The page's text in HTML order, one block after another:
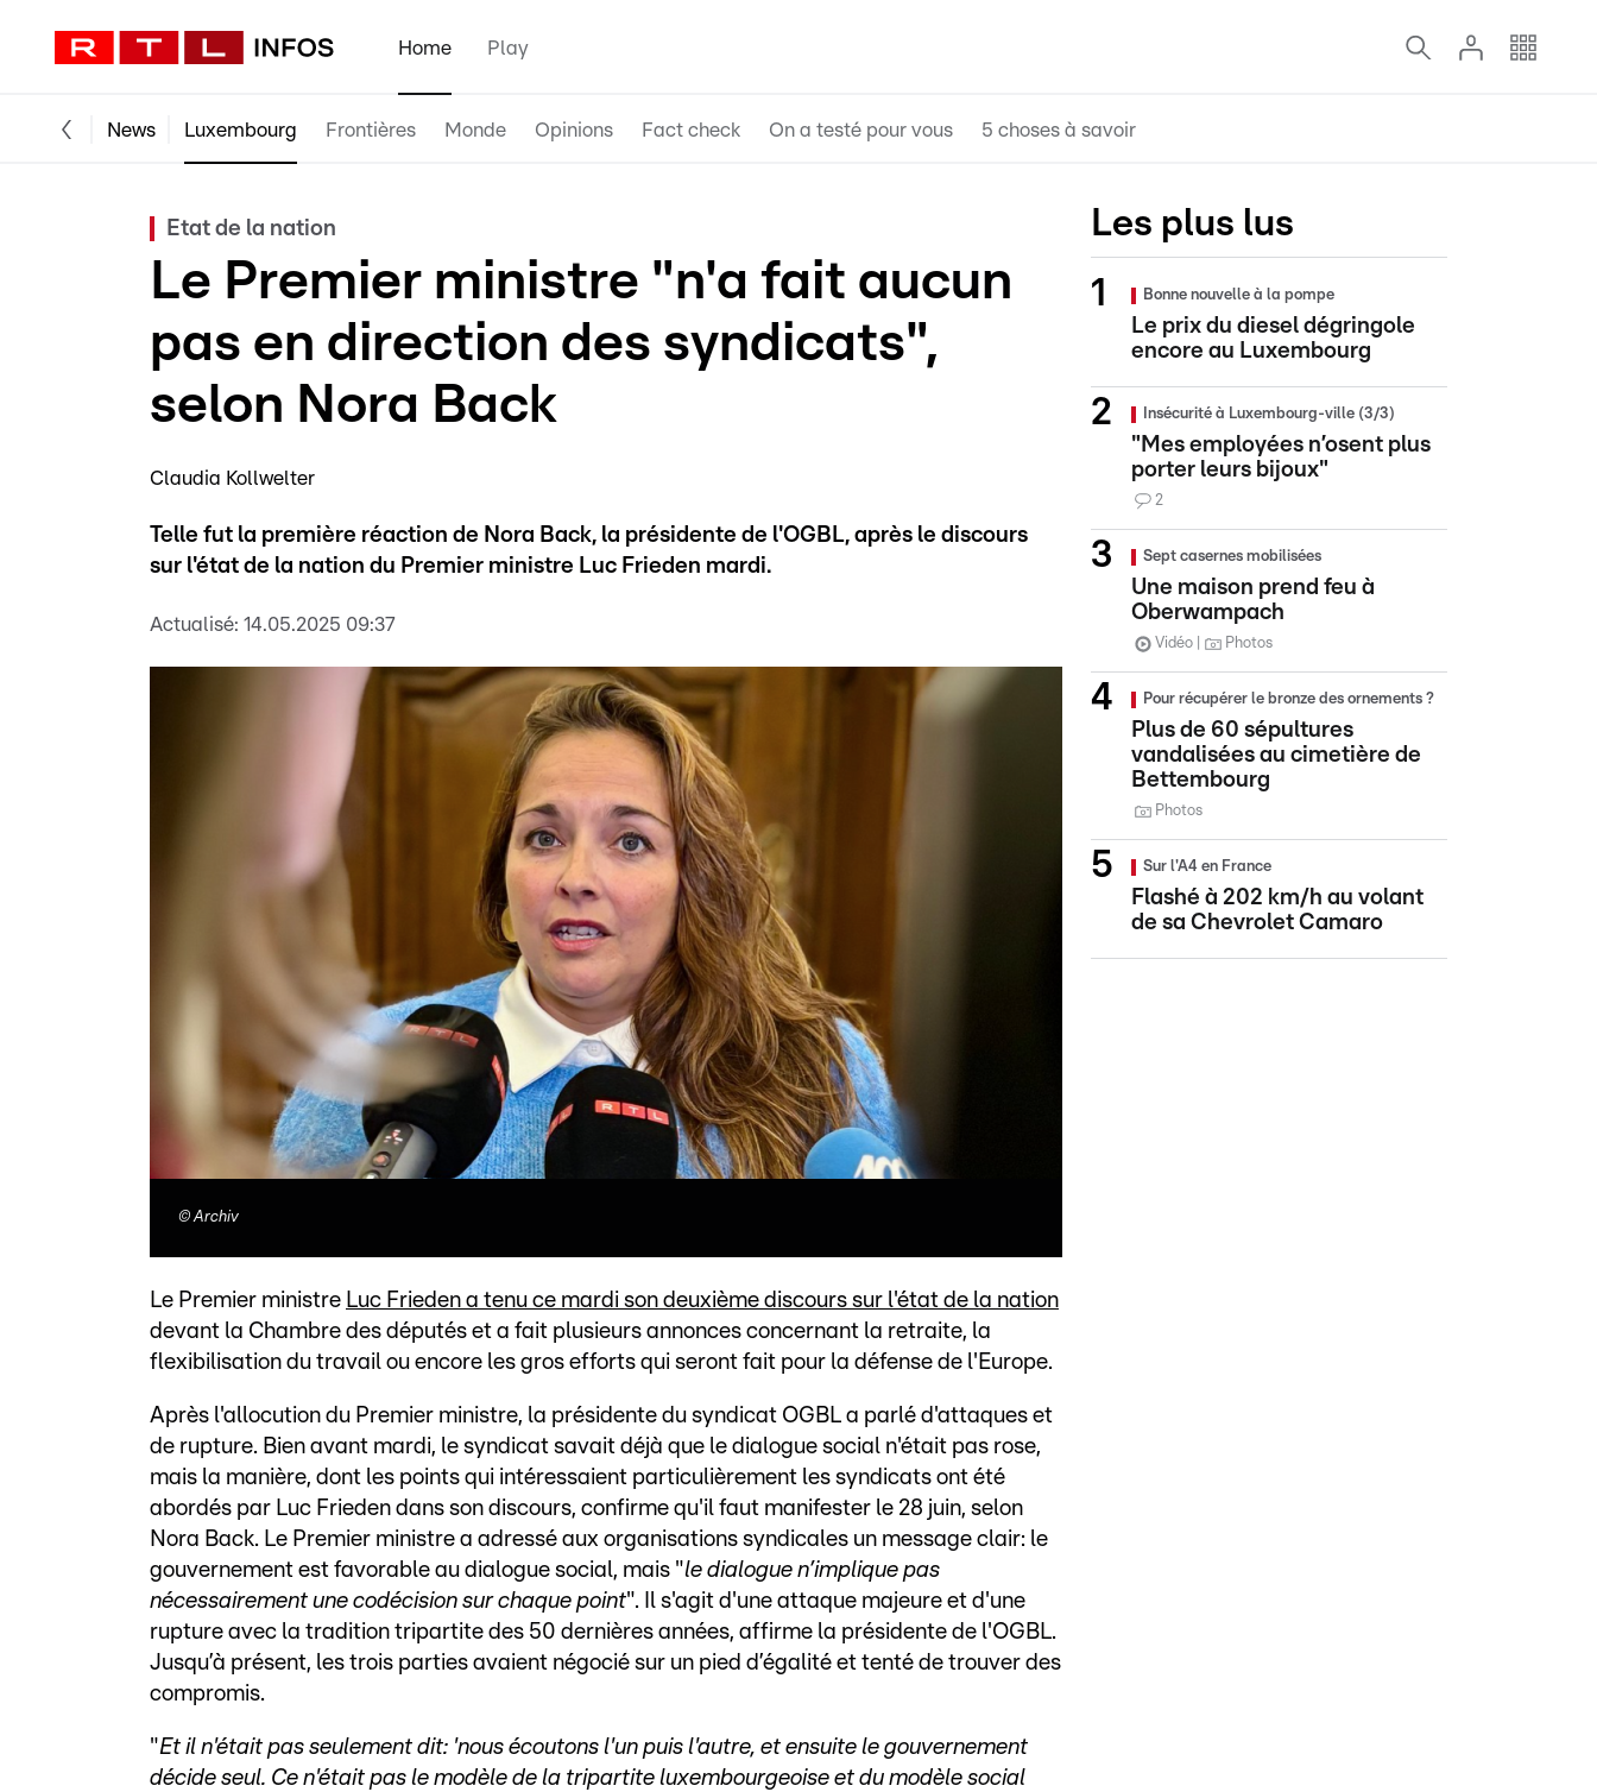
Home Play
News Luxembourg Frontières Monde Opinions Fact check On a testé pour vous 5 choses à savoir
Etat de la nation
Le Premier ministre "n'a fait aucun
pas en direction des syndicats",
selon Nora Back
Claudia Kollwelter
Telle fut la première réaction de Nora Back, la présidente de l'OGBL, après le discours
sur l'état de la nation du Premier ministre Luc Frieden mardi.
Actualisé: 14.05.2025 09:37
©Archiv
Le Premier ministre Luc Frieden a tenu ce mardi son deuxième discours sur l'état de la nation
devant la Chambre des députés et a fait plusieurs annonces concernant la retraite, la
flexibilisation du travail ou encore les gros efforts qui seront fait pour la défense de l'Europe.
Après l'allocution du Premier ministre, la présidente du syndicat OGBL a parlé d'attaques et
de rupture. Bien avant mardi, le syndicat savait déjà que le dialogue social n'était pas rose,
mais la manière, dont les points qui intéressaient particulièrement les syndicats ont été
abordés par Luc Frieden dans son discours, confirme qu'il faut manifester le 28 juin, selon
Nora Back. Le Premier ministre a adressé aux organisations syndicales un message clair: le
gouvernement est favorable au dialogue social, mais "le dialogue n’implique pas
nécessairement une codécision sur chaque point". Il s'agit d'une attaque majeure et d'une
rupture avec la tradition tripartite des 50 dernières années, affirme la présidente de l'OGBL.
Jusqu’à présent, les trois parties avaient négocié sur un pied d’égalité et tenté de trouver des
compromis.
"Et il n'était pas seulement dit: 'nous écoutons l'un puis l'autre, et ensuite le gouvernement
décide seul. Ce n'était pas le modèle de la tripartite luxembourgeoise et du modèle social
Les plus lus
Bonne nouvelle à la pompe
Le prix du diesel dégringole
encore au Luxembourg
Insécurité à Luxembourg-ville (3/3)
"Mes employées n’osent plus
porter leurs bijoux"
2
Sept casernes mobilisées
Une maison prend feu à
Oberwampach
Vidéo Photos
Pour récupérer le bronze des ornements ?
Plus de 60 sépultures
vandalisées au cimetière de
Bettembourg
Photos
Sur l'A4 en France
Flashé à 202 km/h au volant
de sa Chevrolet Camaro